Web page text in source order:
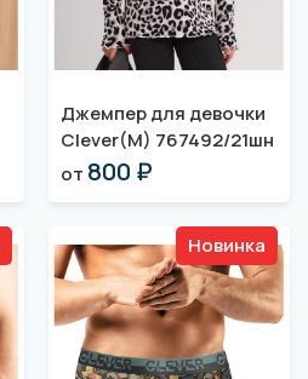
Джемпер для девочки
Clever(M) 767492/21шн
от 800 ₽
Новинка